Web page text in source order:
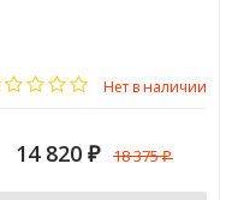
Нет в наличии
14 820 ₽ 18 375₽